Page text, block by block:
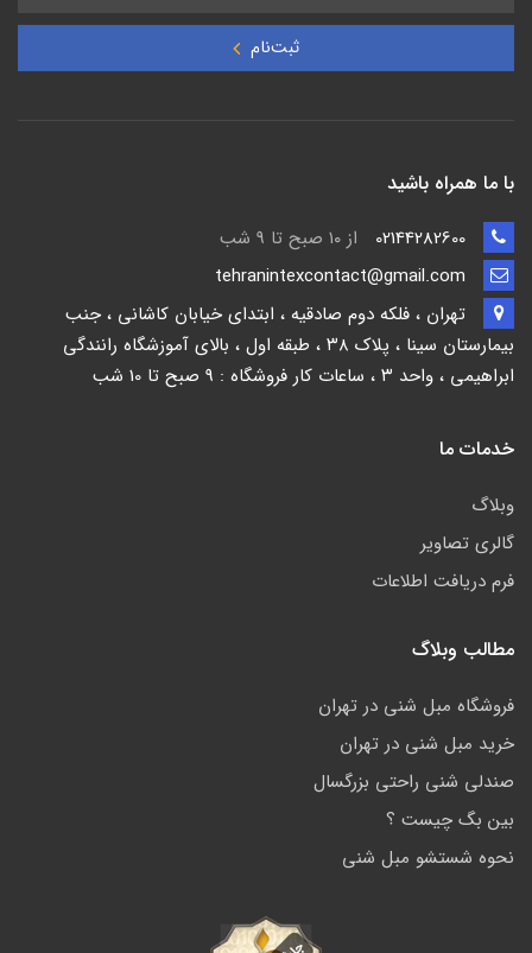
ثبت‌نام
با ما همراه باشید
از ۱۰ صبح تا 9 شب
تهران ، فلکه دوم صادقیه ، ابتدای خیابان کاشانی ، جنب
بیمارستان سینا ، پلاک ۳۸ ، طبقه اول ، بالای آموزشگاه رانندگی
ابراهیمی ، واحد ۳ ، ساعات کار فروشگاه : 9 صبح تا 10 شب
خدمات ما
وبلاگ
گالری تصاویر
فرم دریافت اطلاعات
مطالب وبلاگ
فروشگاه مبل شنی در تهران
خرید مبل شنی در تهران
صندلی شنی راحتی بزرگسال
بین بگ چیست ؟
نحوه شستشو مبل شنی